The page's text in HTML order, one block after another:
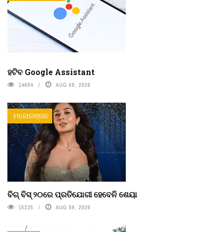
ହଟିବ Google Assistant
14694 AUG 09, 2026
ମନୋରଞ୍ଜନ
ବିଗ୍ ବିସ୍ ୨୦ରେ ପ୍ରତିଯୋଗୀ ହେବେନି ଶେୟା
15235 AUG 09, 2026